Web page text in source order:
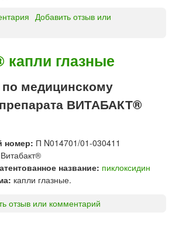
Добавить отзыв или
глазные
медицинскому
ВИТАБАКТ®
номер: П N014701/01-030411
Витабакт®
название: пиклоксидин
капли глазные.
отзыв или комментарий